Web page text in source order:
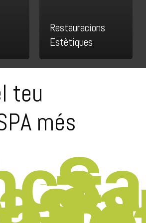
Restauracions
Estètiques
teu
més